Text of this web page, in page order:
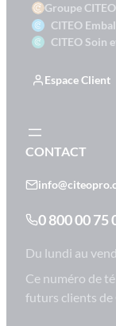
Groupe CITEO
CITEO
CITEO Soin
Espace Client
CONTACT
0 800 00 75
Du lundi au
Ce numéro de
futurs clients de